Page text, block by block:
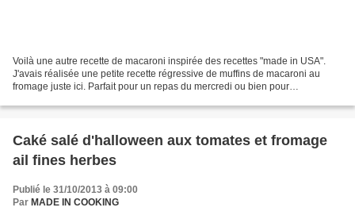
Voilà une autre recette de macaroni inspirée des recettes "made in USA".
J'avais réalisée une petite recette régressive de muffins de macaroni au
fromage juste ici. Parfait pour un repas du mercredi ou bien pour
Caké salé d'halloween aux tomates et fromage
ail fines herbes
Publié le 31/10/2013 à 09:00
Par MADE IN COOKING